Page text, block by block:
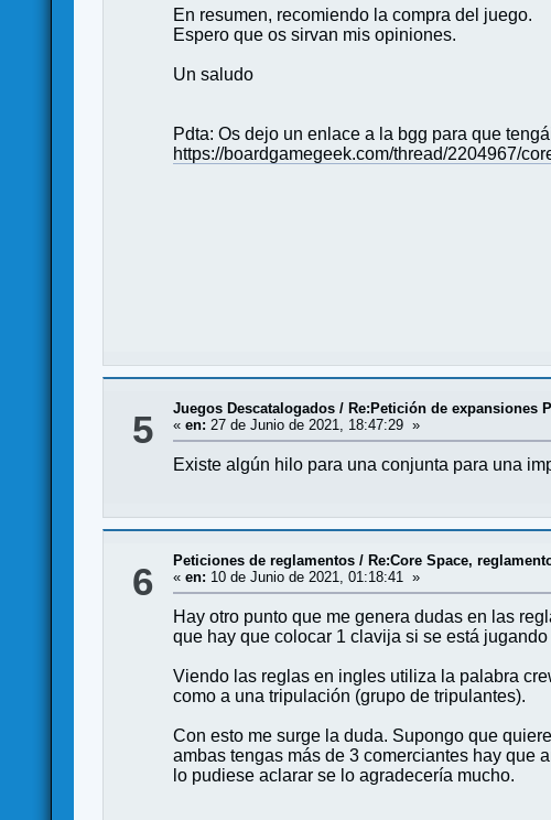
En resumen, recomiendo la compra del juego.
Espero que os sirvan mis opiniones.
Un saludo
Pdta: Os dejo un enlace a la bgg para que
https://boardgamegeek.com/thread/2204967/
5 Juegos Descatalogados / Re:Petición de expansiones
«en: 27 de Junio de 2021, 18:47:29 »
Existe algún hilo para una conjunta para una
6 Peticiones de reglamentos / Re:Core Space,
«en: 10 de Junio de 2021, 01:18:41 »
Hay otro punto que me genera dudas en las
que hay que colocar 1 clavija si se está
Viendo las reglas en ingles utiliza la palabra
como a una tripulación (grupo de tripulantes).
Con esto me surge la duda. Supongo que
ambas tengas más de 3 comerciantes hay que
lo pudiese aclarar se lo agradecería mucho.